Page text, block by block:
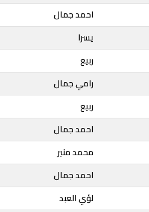
احمد جمال
يسرا
ربيع
رامي جمال
ربيع
احمد جمال
محمد منير
احمد جمال
لؤي العبد